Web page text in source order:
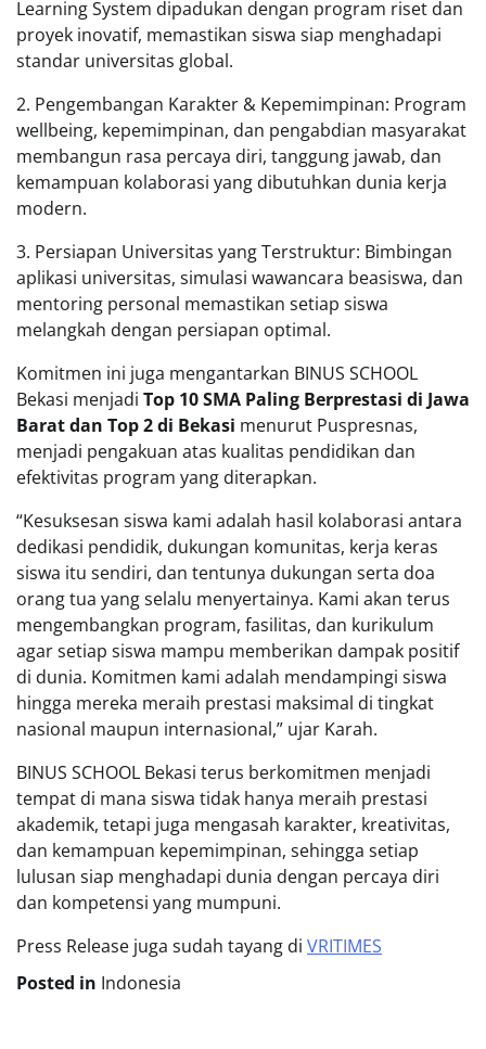
Learning System dipadukan dengan program riset dan
proyek inovatif, memastikan siswa siap menghadapi
standar universitas global.
2. Pengembangan Karakter & Kepemimpinan: Program
wellbeing, kepemimpinan, dan pengabdian masyarakat
membangun rasa percaya diri, tanggung jawab, dan
kemampuan kolaborasi yang dibutuhkan dunia kerja
modern.
3. Persiapan Universitas yang Terstruktur: Bimbingan
aplikasi universitas, simulasi wawancara beasiswa, dan
mentoring personal memastikan setiap siswa
melangkah dengan persiapan optimal.
Komitmen ini juga mengantarkan BINUS SCHOOL
Bekasi menjadi Top 10 SMA Paling Berprestasi di Jawa
Barat dan Top 2 di Bekasi menurut Puspresnas,
menjadi pengakuan atas kualitas pendidikan dan
efektivitas program yang diterapkan.
“Kesuksesan siswa kami adalah hasil kolaborasi antara
dedikasi pendidik, dukungan komunitas, kerja keras
siswa itu sendiri, dan tentunya dukungan serta doa
orang tua yang selalu menyertainya. Kami akan terus
mengembangkan program, fasilitas, dan kurikulum
agar setiap siswa mampu memberikan dampak positif
di dunia. Komitmen kami adalah mendampingi siswa
hingga mereka meraih prestasi maksimal di tingkat
nasional maupun internasional,” ujar Karah.
BINUS SCHOOL Bekasi terus berkomitmen menjadi
tempat di mana siswa tidak hanya meraih prestasi
akademik, tetapi juga mengasah karakter, kreativitas,
dan kemampuan kepemimpinan, sehingga setiap
lulusan siap menghadapi dunia dengan percaya diri
dan kompetensi yang mumpuni.
Press Release juga sudah tayang di VRITIMES
Posted in Indonesia